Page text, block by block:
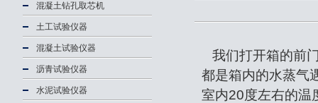
混凝土钻孔取芯机
土工试验仪器
混凝土试验仪器
沥青试验仪器
水泥试验仪器
我们打开箱的前
都是箱内的水蒸气
室内20度左右的温